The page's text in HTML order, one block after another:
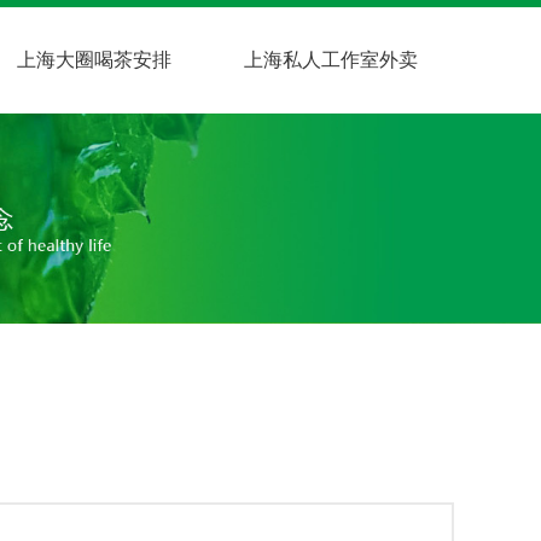
上海大圈喝茶安排 上海私人工作室外卖